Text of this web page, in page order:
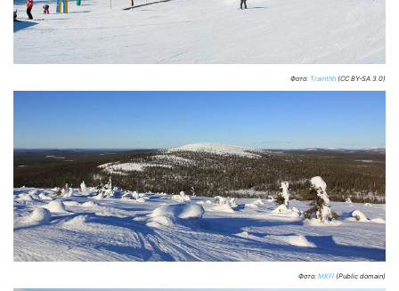
Фото: Trainthh (CC BY-SA 3.0)
Фото: MKFI (Public domain)